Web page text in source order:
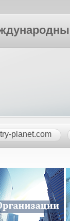
planet.com